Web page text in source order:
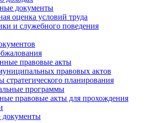
документы
оценка условий труда
и служебного поведения
правовые акты
правовых актов
стратегического планирования
программы
правовые акты для прохождения